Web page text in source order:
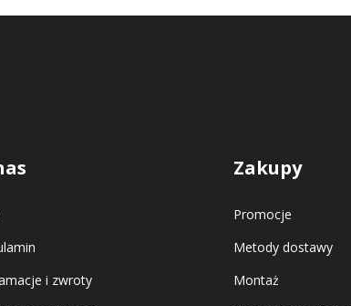
i zwroty
Zakupy
Promocje
Metody dostawy
Montaż